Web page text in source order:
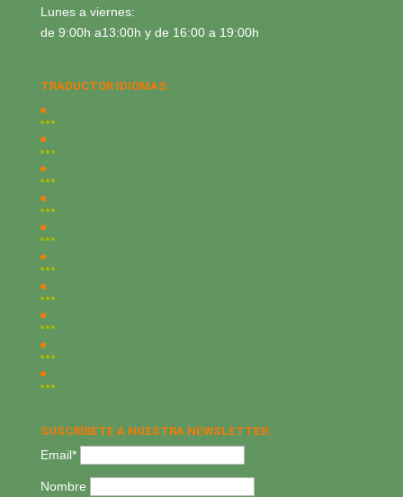
Lunes a viernes:
de 9:00h a13:00h y de 16:00 a 19:00h
TRADUCTOR IDIOMAS:
SUSCRÍBETE A NUESTRA NEWSLETTER:
Email*
Nombre